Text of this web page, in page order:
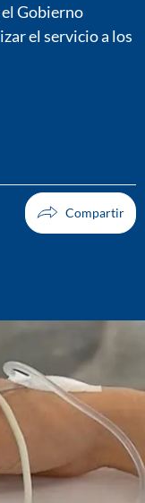
Gobierno
el servicio a los